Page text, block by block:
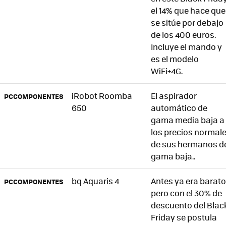
el 14% que hace que
se sitúe por debajo
de los 400 euros.
Incluye el mando y
es el modelo
WiFi+4G.
PCCOMPONENTES
iRobot Roomba
650
El aspirador
automático de
gama media baja a
los precios
de sus hermanos
gama baja..
PCCOMPONENTES bq Aquaris 4
Antes ya era barato
pero con el 30% de
descuento del
Friday se postula